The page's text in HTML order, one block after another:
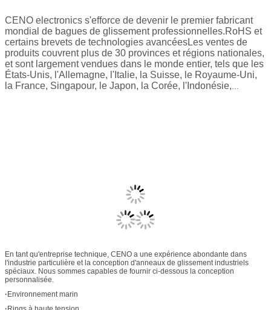
CENO electronics s'efforce de devenir le premier fabricant
mondial de bagues de glissement professionnelles.RoHS et
certains brevets de technologies avancéesLes ventes de
produits couvrent plus de 30 provinces et régions nationales,
et sont largement vendues dans le monde entier, tels que les
États-Unis, l'Allemagne, l'Italie, la Suisse, le Royaume-Uni,
la France, Singapour, le Japon, la Corée, l'Indonésie,
spéciaux. Nous sommes capables de fournir ci-dessous la conception
personnalisée.
·Environnement marin
Rings à haute tension.
SDI, HDMI Anneaux de glissement haute définition